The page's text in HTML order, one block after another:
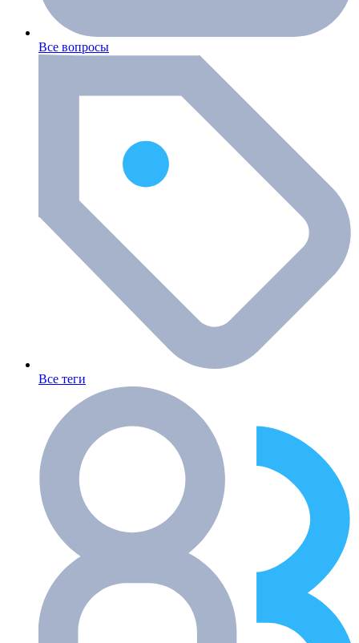
Все вопросы
Все теги